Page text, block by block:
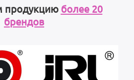
продукцию более 20
брендов